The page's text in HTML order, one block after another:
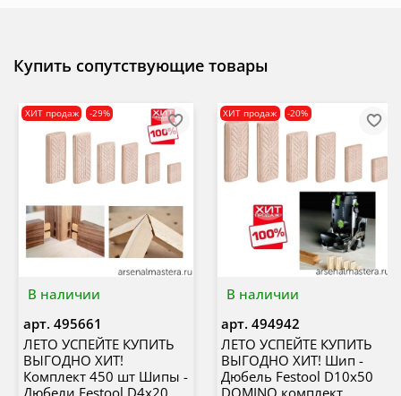
Купить сопутствующие товары
В наличии
ХИТ продаж -29%
арт. 495661
ЛЕТО УСПЕЙТЕ КУПИТЬ
ВЫГОДНО ХИТ!
Комплект 450 шт Шипы -
В наличии
ХИТ продаж -20%
арт. 494942
ЛЕТО УСПЕЙТЕ КУПИТЬ
ВЫГОДНО ХИТ! Шип -
Дюбель Festool D10x50